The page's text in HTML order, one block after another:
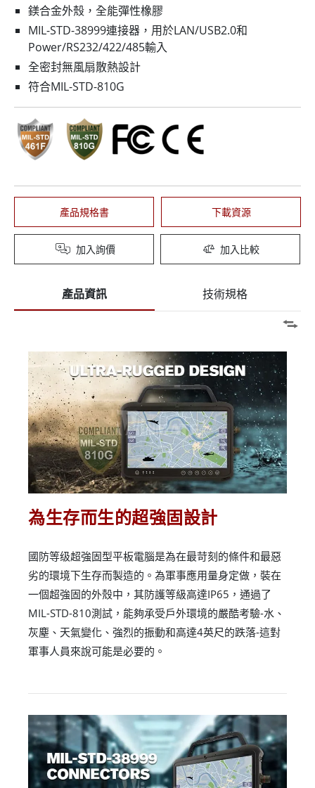
鎂合金外殼，全能彈性橡膠
MIL-STD-38999連接器，用於LAN/USB2.0和
Power/RS232/422/485輸入
全密封無風扇散熱設計
符合MIL-STD-810G
產品規格書 下載資源
加入詢價 加入比較
產品資訊 技術規格
為生存而生的超強固設計
國防等级超強固型平板電腦是為在最苛刻的條件和最惡
劣的環境下生存而製造的。為軍事應用量身定做，裝在
一個超強固的外殼中，其防護等級高達IP65，通過了
MIL-STD-810測試，能夠承受戶外環境的嚴酷考驗-水、
灰塵、天氣變化、強烈的振動和高達4英尺的跌落-這對
軍事人員來說可能是必要的。